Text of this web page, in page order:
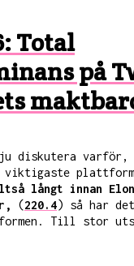
Total
på
ju diskutera varför,
långt innan Elon
(220.4) så har
Till stor